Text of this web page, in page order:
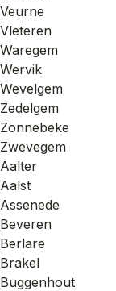
Veurne
Vleteren
Waregem
Wervik
Wevelgem
Zedelgem
Zonnebeke
Zwevegem
Aalter
Aalst
Assenede
Beveren
Berlare
Brakel
Buggenhout